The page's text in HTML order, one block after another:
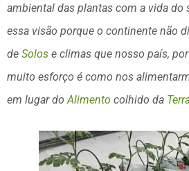
ambiental das plantas com a vida do
essa visão porque o continente não
de Solos e climas que nosso país,
muito esforço é como nos
em lugar do Alimento colhido da